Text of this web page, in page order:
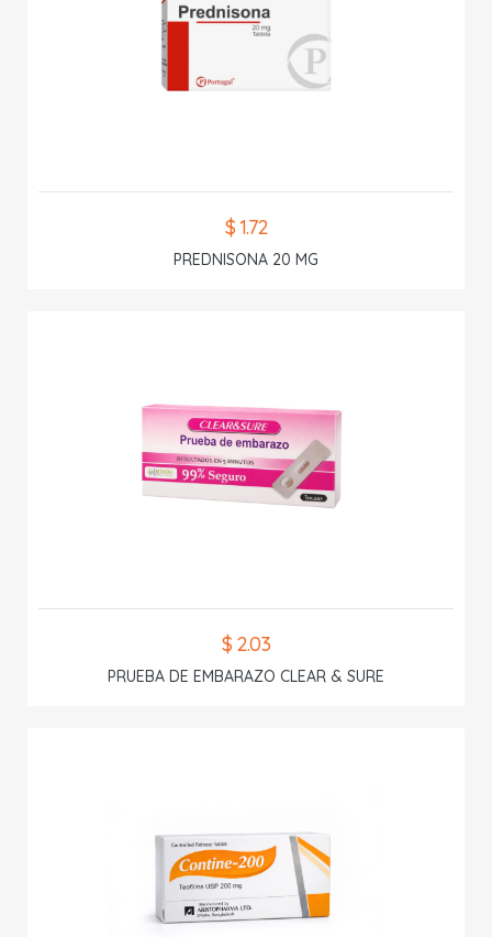
$ 1.72
PREDNISONA 20 MG
$ 2.03
PRUEBA DE EMBARAZO CLEAR & SURE